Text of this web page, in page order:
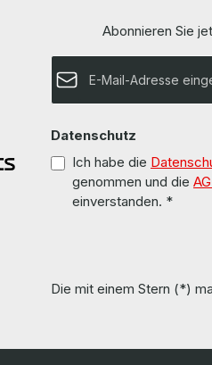
More
found on the
Sie auf den
The
found on
Weitere
auf den
Abonnieren Sie
E-Mail-Adresse*
Datenschutz
Ich habe die
genommen und die
einverstanden. *
Die mit einem Stern (*)